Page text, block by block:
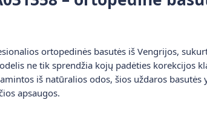
ortopedinės basutės iš Vengrijos,
ne tik sprendžia kojų padėties korekcijos
iš natūralios odos, šios uždaros
apsaugos.